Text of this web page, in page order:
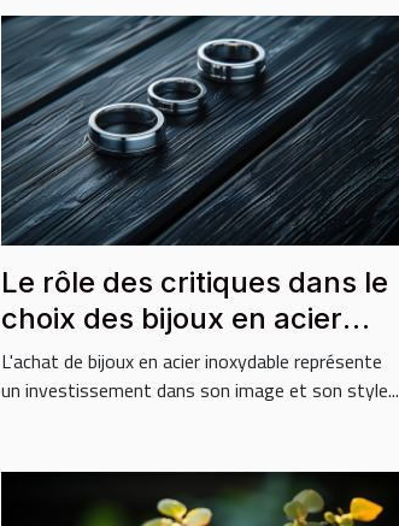
Le rôle des critiques dans le
choix des bijoux en acier
inoxydable
L'achat de bijoux en acier inoxydable représente
un investissement dans son image et son style...